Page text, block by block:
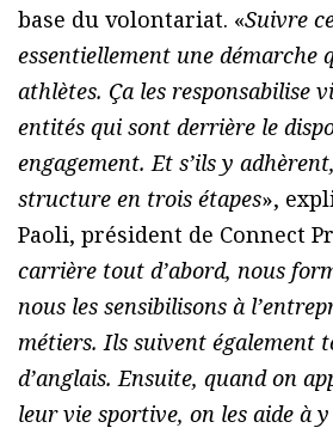
base du volontariat. «Suivre
essentiellement une démarche
athlètes. Ça les responsabilise
entités qui sont derrière le
engagement. Et s’ils y
structure en trois étapes»,
Paoli, président de Connect
carrière tout d’abord, nous
nous les sensibilisons à
métiers. Ils suivent également
d’anglais. Ensuite, quand on
leur vie sportive, on les aide à